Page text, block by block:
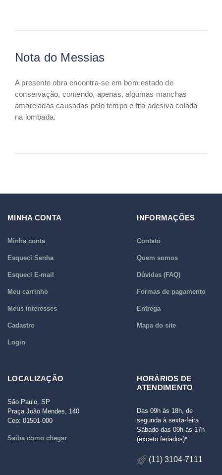
Nota do Messias
A presente obra encontra-se em bom estado de
conservação, contendo, apenas, algumas manchas
amareladas causadas pelo tempo e fita adesiva colada
na lombada.
MINHA CONTA
Minha conta
Esqueci Senha
Esqueci E-mail
Meu carrinho
Meus interesses
Cadastro
Login
INFORMAÇÕES
Contato
Quem somos
Dúvidas (FAQ)
Formas de pagamento
Entrega
Mapa do site
LOCALIZAÇÃO
São Paulo, SP
Praça João Mendes, 140
Cep: 01501-000
Saiba como chegar
HORÁRIOS DE
ATENDIMENTO
Das 09h às 18h, de
segunda à sexta-feira
Sábado das 09h às 17h
(exceto feriados)*
(11) 3104-7111